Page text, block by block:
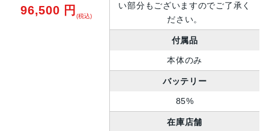
96,500 円 (税込)
い部分もございますのでご了承く
ださい。
付属品
本体のみ
バッテリー
85%
在庫店舗